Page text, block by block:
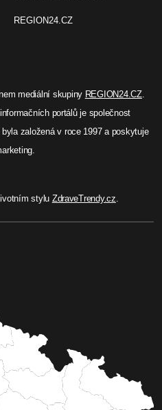
REGION24.CZ
mediální skupiny REGION24.CZ.
portálů je společnost
založená v roce 1997 a poskytuje
stylu ZdraveTrendy.cz.